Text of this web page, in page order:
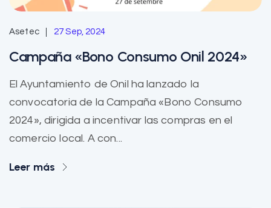
Asetec 27 Sep, 2024
Campaña «Bono Consumo Onil 2024»
El Ayuntamiento de Onil ha lanzado la
convocatoria de la Campaña «Bono Consumo
2024», dirigida a incentivar las compras en el
comercio local. A con...
Leer más